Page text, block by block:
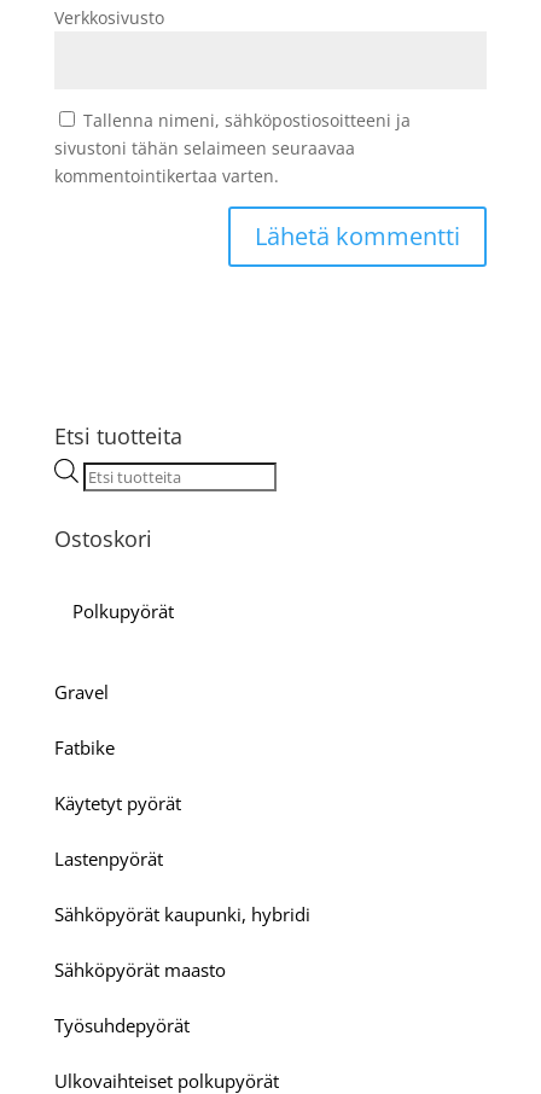
Verkkosivusto
Tallenna nimeni, sähköpostiosoitteeni ja
sivustoni tähän selaimeen seuraavaa
kommentointikertaa varten.
Etsi tuotteita
Products
search
Ostoskori
Polkupyörät
Gravel
Fatbike
Käytetyt pyörät
Lastenpyörät
Sähköpyörät kaupunki, hybridi
Sähköpyörät maasto
Työsuhdepyörät
Ulkovaihteiset polkupyörät